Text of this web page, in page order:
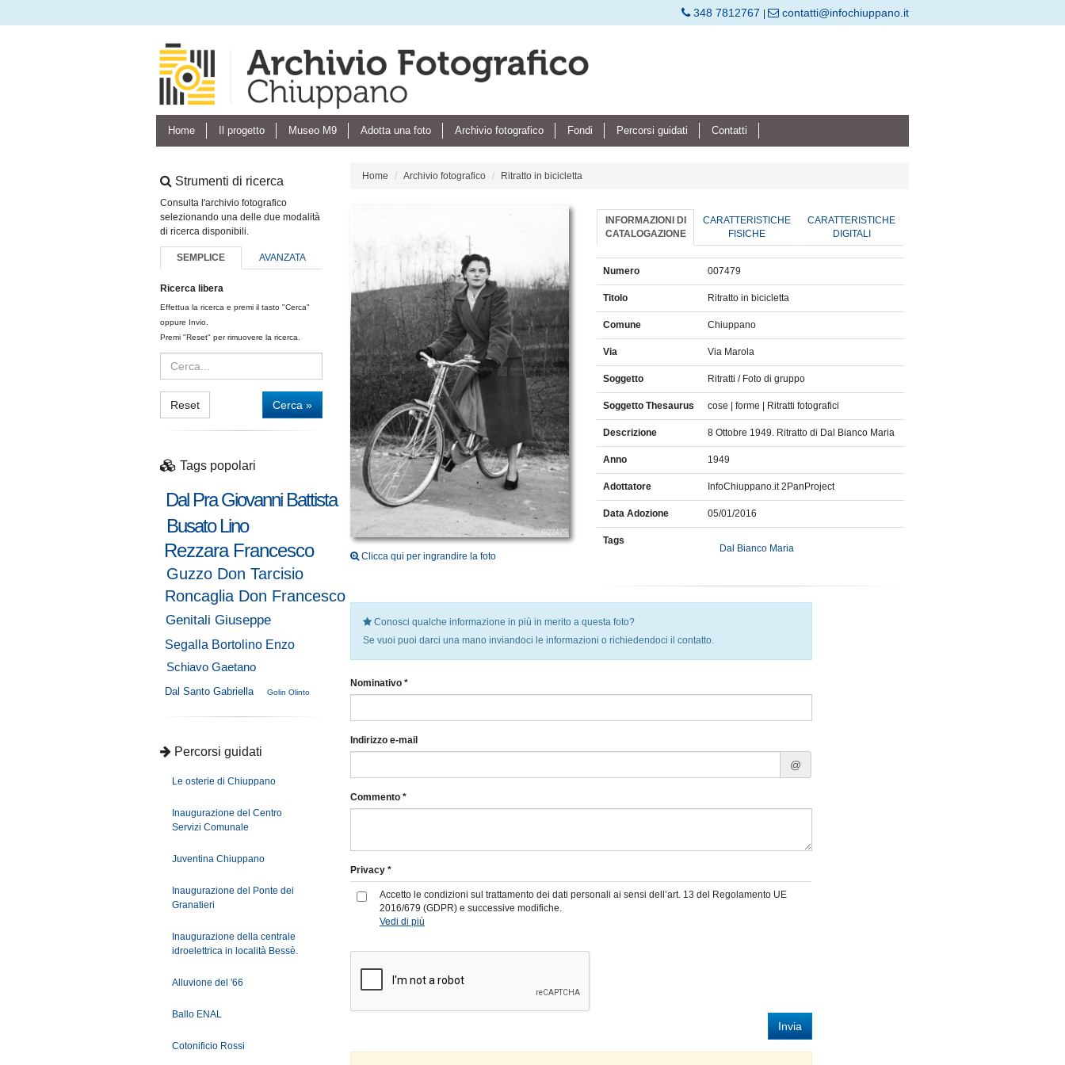
348 7812767 contatti@infochiuppano.it
Home Il progetto Museo M9 Adotta una foto Archivio fotografico Fondi Percorsi guidati Contatti
Strumenti di ricerca
Consulta l'archivio fotografico
selezionando una delle due modalità
di ricerca disponibili.
SEMPLICE AVANZATA
Ricerca libera
Effettua la ricerca e premi il tasto "Cerca"
oppure Invio.
Premi "Reset" per rimuovere la ricerca.
Reset Cerca »
Tags popolari
Dal Pra Giovanni Battista
Busato Lino
Rezzara Francesco
Guzzo Don Tarcisio
Roncaglia Don Francesco
Genitali Giuseppe
Segalla Bortolino Enzo
Schiavo Gaetano
Dal Santo Gabriella Golin Olinto
Percorsi guidati
Le osterie di Chiuppano
Inaugurazione del Centro
Servizi Comunale
Juventina Chiuppano
Inaugurazione del Ponte dei
Granatieri
Inaugurazione della centrale
idroelettrica in località Bessè.
Alluvione del '66
Ballo ENAL
Cotonificio Rossi
Home Archivio fotografico Ritratto in bicicletta
Clicca qui per ingrandire la foto
INFORMAZIONI DI
CATALOGAZIONE
CARATTERISTICHE
FISICHE
CARATTERISTICHE
DIGITALI
Numero 007479
Titolo Ritratto in bicicletta
Comune Chiuppano
Via Via Marola
Soggetto Ritratti / Foto di gruppo
Soggetto Thesaurus cose | forme | Ritratti fotografici
Descrizione 8 Ottobre 1949. Ritratto di Dal Bianco Maria
Anno 1949
Adottatore InfoChiuppano.it 2PanProject
Data Adozione 05/01/2016
Tags
Dal Bianco Maria
Conosci qualche informazione in più in merito a questa foto?
Se vuoi puoi darci una mano inviandoci le informazioni o richiedendoci il contatto.
Nominativo *
Indirizzo e-mail
@
Commento *
Privacy *
Accetto le condizioni sul trattamento dei dati personali ai sensi dell’art. 13 del Regolamento UE
2016/679 (GDPR) e successive modifiche.
Vedi di più
Invia